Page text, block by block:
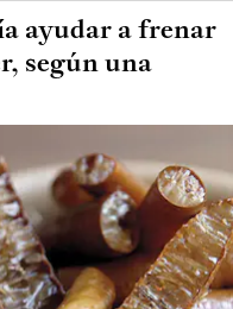
ayudar a frenar
según una